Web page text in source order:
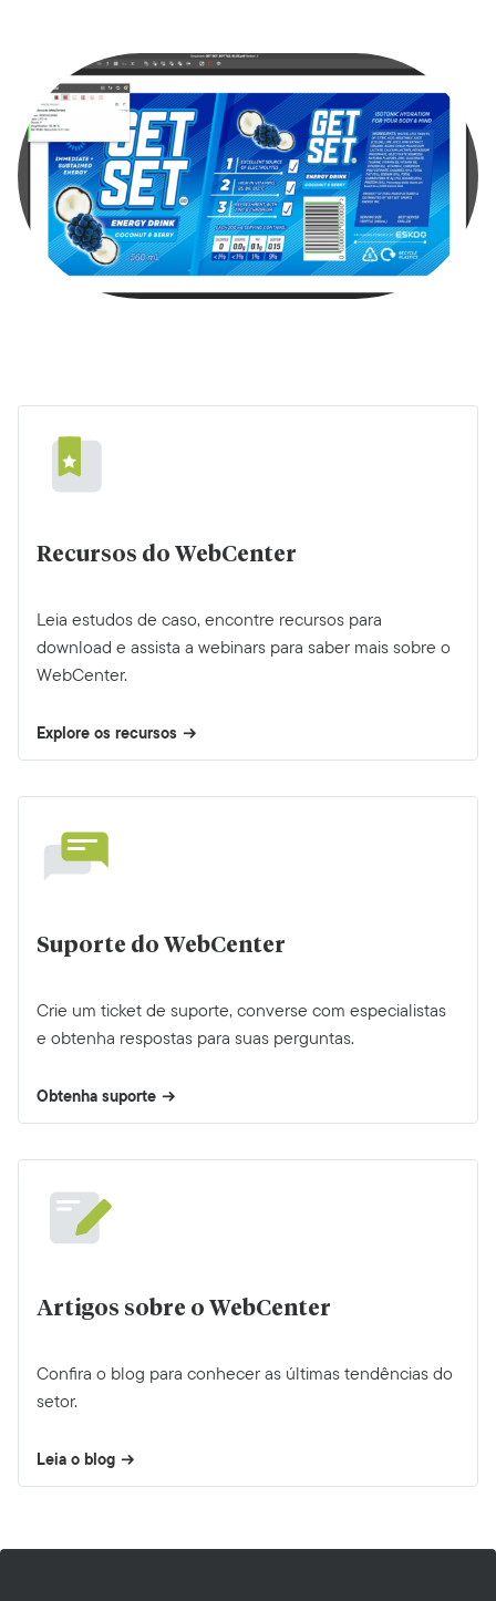
Recursos do WebCenter
Leia estudos de caso, encontre recursos para
download e assista a webinars para saber mais sobre o
WebCenter.
Explore os recursos
Suporte do WebCenter
Crie um ticket de suporte, converse com especialistas
e obtenha respostas para suas perguntas.
Obtenha suporte
Artigos sobre o WebCenter
Confira o blog para conhecer as últimas tendências do
setor.
Leia o blog